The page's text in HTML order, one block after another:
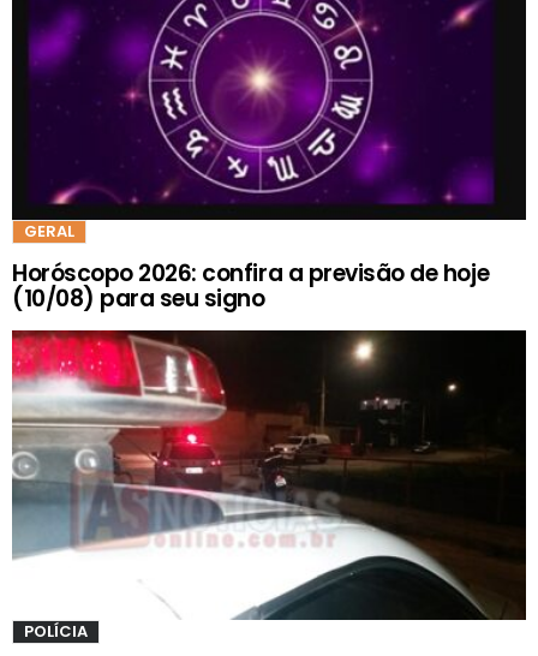
GERAL
Horóscopo 2026: confira a previsão de hoje
(10/08) para seu signo
POLÍCIA